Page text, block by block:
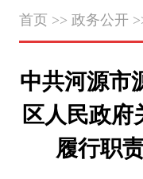
首页 >> 政务公开
中共河源市
区人民政府
履行职